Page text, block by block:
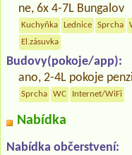
ne, 6x 4-7L Bungalov
Kuchyňka Lednice Sprcha
El.zásuvka
Budovy(pokoje/app):
ano, 2-4L pokoje
Sprcha WC Internet/WiFi
Nabídka
Nabídka občerstvení: